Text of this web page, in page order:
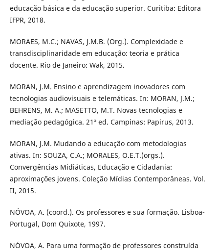
educação básica e da educação superior. Curitiba: Editora
IFPR, 2018.
MORAES, M.C.; NAVAS, J.M.B. (Org.). Complexidade e
transdisciplinaridade em educação: teoria e prática
docente. Rio de Janeiro: Wak, 2015.
MORAN, J.M. Ensino e aprendizagem inovadores com
tecnologias audiovisuais e telemáticas. In: MORAN, J.M.;
BEHRENS, M. A.; MASETTO, M.T. Novas tecnologias e
mediação pedagógica. 21ª ed. Campinas: Papirus, 2013.
MORAN, J.M. Mudando a educação com metodologias
ativas. In: SOUZA, C.A.; MORALES, O.E.T.(orgs.).
Convergências Midiáticas, Educação e Cidadania:
aproximações jovens. Coleção Mídias Contemporâneas. Vol.
II, 2015.
NÓVOA, A. (coord.). Os professores e sua formação. Lisboa-
Portugal, Dom Quixote, 1997.
NÓVOA, A. Para uma formação de professores construída